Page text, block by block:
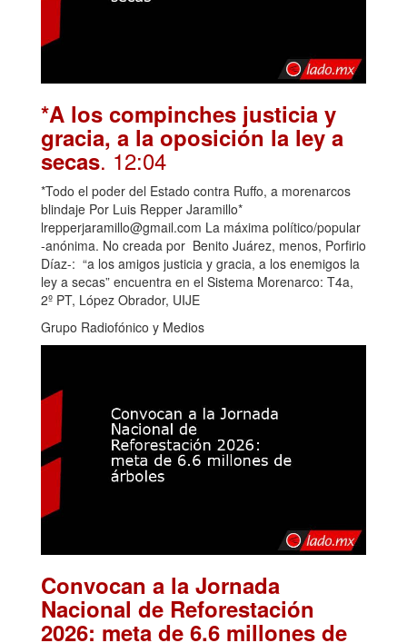
*A los compinches justicia y
gracia, a la oposición la ley a
secas. 12:04
*Todo el poder del Estado contra Ruffo, a morenarcos
blindaje Por Luis Repper Jaramillo*
lrepperjaramillo@gmail.com La máxima político/popular
-anónima. No creada por Benito Juárez, menos, Porfirio
Díaz-: “a los amigos justicia y gracia, a los enemigos la
ley a secas” encuentra en el Sistema Morenarco: T4a,
2º PT, López Obrador, UIJE
Grupo Radiofónico y Medios
Convocan a la Jornada
Nacional de Reforestación
2026: meta de 6.6 millones de